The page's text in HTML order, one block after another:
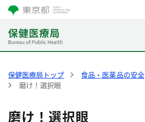
保健医療局トップ 食品・医薬品の安全
磨け！選択眼
磨け！選択眼